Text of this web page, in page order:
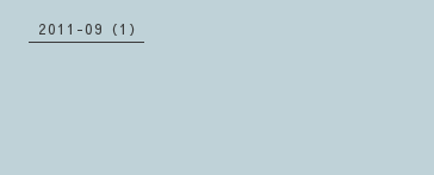
2011-09（1）